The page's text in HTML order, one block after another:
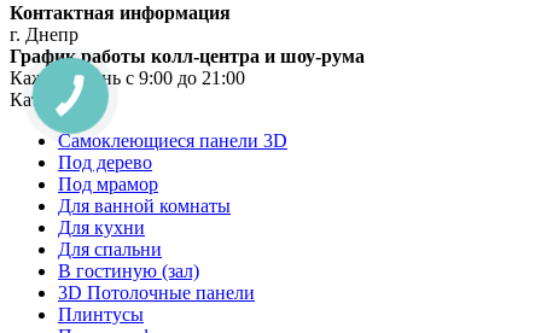
Контактная информация
г. Днепр
График работы колл-центра и шоу-рума
Каждый день с 9:00 до 21:00
Категории
Самоклеющиеся панели 3D
Под дерево
Под мрамор
Для ванной комнаты
Для кухни
Для спальни
В гостиную (зал)
3D Потолочные панели
Плинтусы